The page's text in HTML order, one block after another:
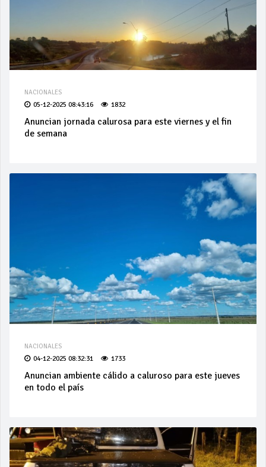
NACIONALES
05-12-2025 08:43:16 1832
Anuncian jornada calurosa para este viernes y el fin
de semana
NACIONALES
04-12-2025 08:32:31 1733
Anuncian ambiente cálido a caluroso para este jueves
en todo el país